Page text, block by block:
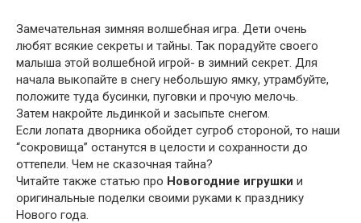
Замечательная зимняя волшебная игра. Дети очень
любят всякие секреты и тайны. Так порадуйте своего
малыша этой волшебной игрой- в зимний секрет. Для
начала выкопайте в снегу небольшую ямку, утрамбуйте,
положите туда бусинки, пуговки и прочую мелочь.
Затем накройте льдинкой и засыпьте снегом.
Если лопата дворника обойдет сугроб стороной, то наши
“сокровища” останутся в целости и сохранности до
оттепели. Чем не сказочная тайна?
Читайте также статью про Новогодние игрушки и
оригинальные поделки своими руками к празднику
Нового года.